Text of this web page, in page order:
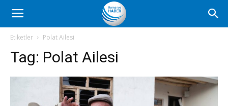
Romanya
Haber
Etiketler Polat Ailesi
Tag: Polat Ailesi